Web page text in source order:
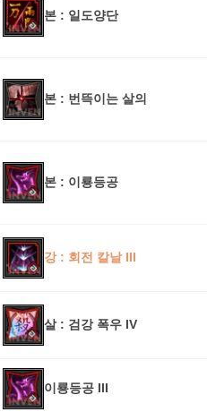
본 : 일도양단
본 : 번뜩이는 살의
본 : 이룡등공
강 : 회전 칼날 III
살 : 검강 폭우 IV
이룡등공 III